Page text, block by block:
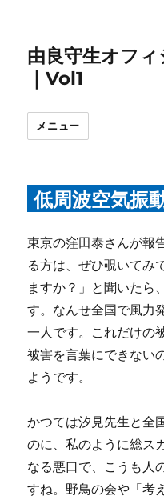
由良守生オフ
｜Vol1
メニュー
低周波空気振
東京の窪田泰さんが報
る方は、ぜひ覗いてみ
ますか？」と聞いたら
す。なんせ全国で風力
一人です。これだけの
被害を言葉にできない
ようです。
かつては汐見先生と全
のに、私のように総ス
なる悪口で、こうも人
すね。野鳥の会や「考